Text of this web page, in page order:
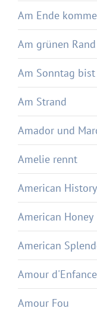
Am Ende
Am grünen
Am Sonntag
Am Strand
Amador und
Amelie rennt
American
American Honey
American
Amour d'Enfance
Amour Fou